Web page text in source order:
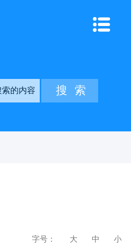
字号： 大 中 小